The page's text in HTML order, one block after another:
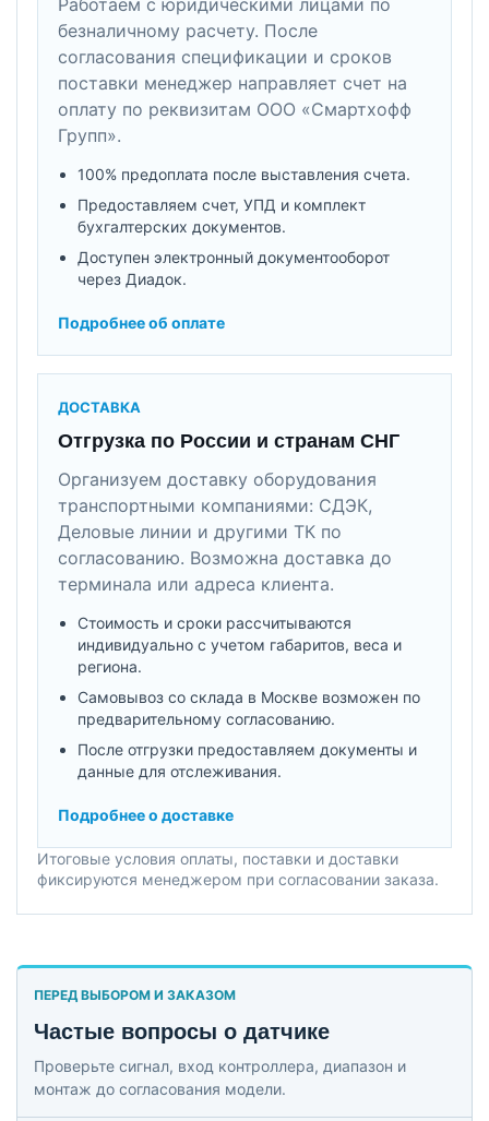
Работаем с юридическими лицами по
безналичному расчету. После
согласования спецификации и сроков
поставки менеджер направляет счет на
оплату по реквизитам ООО «Смартхофф
Групп».
100% предоплата после выставления счета.
Предоставляем счет, УПД и комплект
бухгалтерских документов.
Доступен электронный документооборот
через Диадок.
Подробнее об оплате
ДОСТАВКА
Отгрузка по России и странам СНГ
Организуем доставку оборудования
транспортными компаниями: СДЭК,
Деловые линии и другими ТК по
согласованию. Возможна доставка до
терминала или адреса клиента.
Стоимость и сроки рассчитываются
индивидуально с учетом габаритов, веса и
региона.
Самовывоз со склада в Москве возможен по
предварительному согласованию.
После отгрузки предоставляем документы и
данные для отслеживания.
Подробнее о доставке
Итоговые условия оплаты, поставки и доставки
фиксируются менеджером при согласовании заказа.
ПЕРЕД ВЫБОРОМ И ЗАКАЗОМ
Частые вопросы о датчике
Проверьте сигнал, вход контроллера, диапазон и
монтаж до согласования модели.